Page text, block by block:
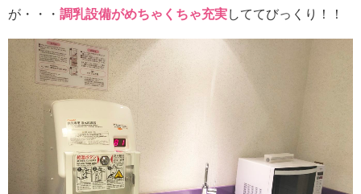
が・・・ 調乳設備がめちゃくちゃ充実しててびっくり！！